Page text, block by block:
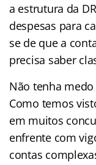
a estrutura da
despesas para
se de que a
precisa saber
Não tenha
Como temos
em muitos
enfrente com
contas